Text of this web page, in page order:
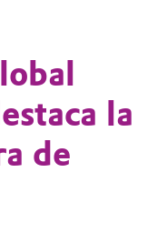
la
de